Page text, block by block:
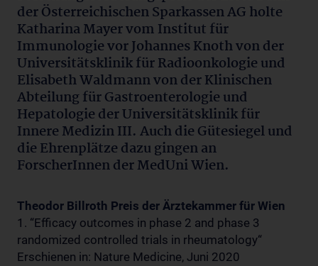
der Österreichischen Sparkassen AG holte
Katharina Mayer vom Institut für
Immunologie vor Johannes Knoth von der
Universitätsklinik für Radioonkologie und
Elisabeth Waldmann von der Klinischen
Abteilung für Gastroenterologie und
Hepatologie der Universitätsklinik für
Innere Medizin III. Auch die Gütesiegel und
die Ehrenplätze dazu gingen an
ForscherInnen der MedUni Wien.
Theodor Billroth Preis der Ärztekammer für Wien
1. “Efficacy outcomes in phase 2 and phase 3
randomized controlled trials in rheumatology“
Erschienen in: Nature Medicine, Juni 2020